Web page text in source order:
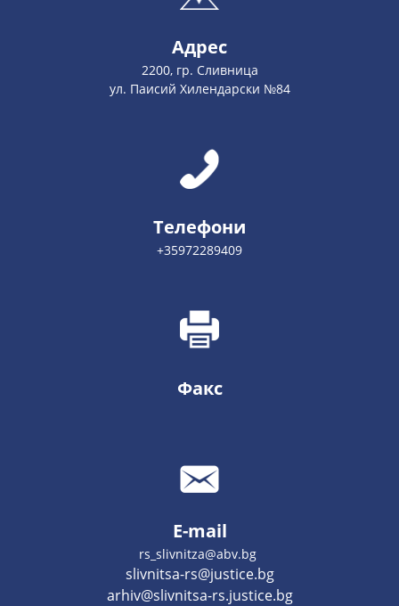
Адрес
2200, гр. Сливница
ул. Паисий Хилендарски №84
Телефони
+35972289409
Факс
E-mail
rs_slivnitza@abv.bg
slivnitsa-rs@justice.bg
arhiv@slivnitsa-rs.justice.bg